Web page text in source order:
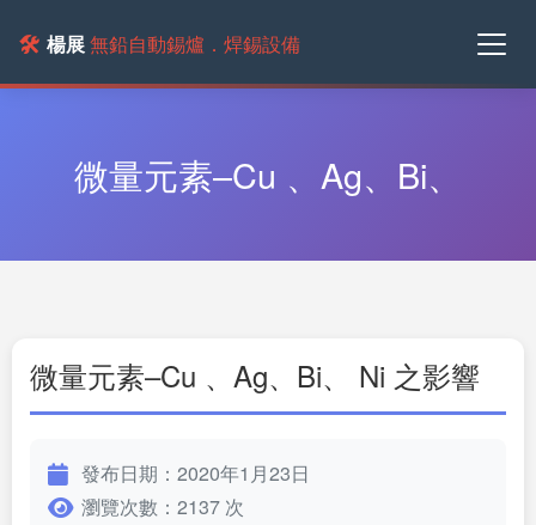
🛠️ 楊展無鉛自動錫爐．焊錫設備
微量元素–Cu 、Ag、Bi、
微量元素–Cu 、Ag、Bi、 Ni 之影響
發布日期：2020年1月23日
瀏覽次數：2137 次